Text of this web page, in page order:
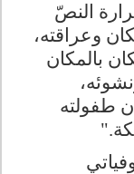
النصّ
وعراقته،
بالمكان
طفولته
".